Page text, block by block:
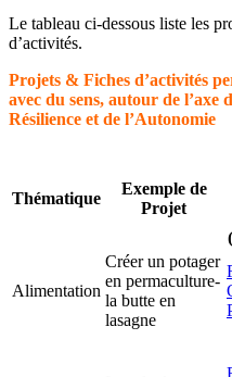
Le tableau ci-dessous liste les
d’activités.
Projets & Fiches d’activités
avec du sens, autour de l’axe
Résilience et de l’Autonomie
Thématique
Exemple de
Projet
Alimentation
Créer un potager
en permaculture-
la butte en
lasagne